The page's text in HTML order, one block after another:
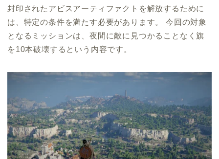
封印されたアビスアーティファクトを解放するために
は、特定の条件を満たす必要があります。 今回の対象
となるミッションは、夜間に敵に見つかることなく旗
を10本破壊するという内容です。